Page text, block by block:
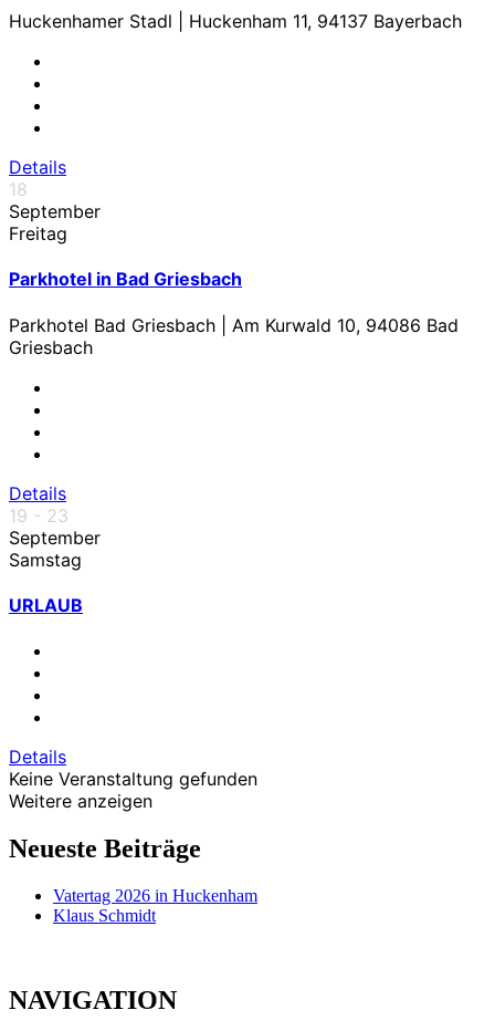
Huckenhamer Stadl | Huckenham 11, 94137 Bayerbach
Details
18
September
Freitag
Parkhotel in Bad Griesbach
Parkhotel Bad Griesbach | Am Kurwald 10, 94086 Bad
Griesbach
Details
19 - 23
September
Samstag
URLAUB
Details
Keine Veranstaltung gefunden
Weitere anzeigen
Neueste Beiträge
Vatertag 2026 in Huckenham
Klaus Schmidt
NAVIGATION